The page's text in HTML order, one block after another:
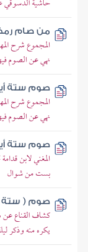
من صام
المجموع شرح
نهي عن الصوم
صوم ستة
المجموع شرح
نهي عن الصوم
صوم ستة
المغني لابن
بست من شوال
صوم ( ستة
كشاف القناع
يكره منه وذكر